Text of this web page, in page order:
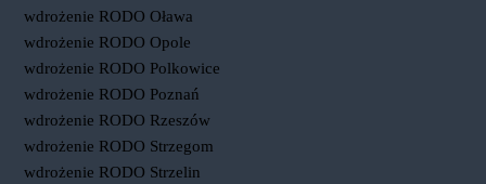
wdrożenie RODO Oława
wdrożenie RODO Opole
wdrożenie RODO Polkowice
wdrożenie RODO Poznań
wdrożenie RODO Rzeszów
wdrożenie RODO Strzegom
wdrożenie RODO Strzelin